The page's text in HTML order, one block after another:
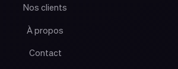
Nos clients
À propos
Contact